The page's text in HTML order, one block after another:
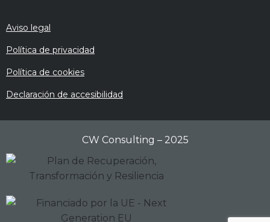
Aviso legal
Política de privacidad
Política de cookies
Declaración de accesibilidad
CW Consulting – 2025